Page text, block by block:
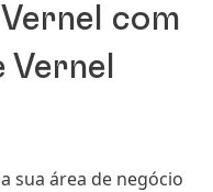
com
sua área de negócio